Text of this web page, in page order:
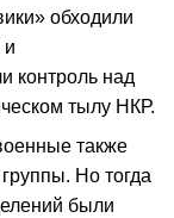
обходили
и
контроль над
тылу НКР.
также
Но тогда
были